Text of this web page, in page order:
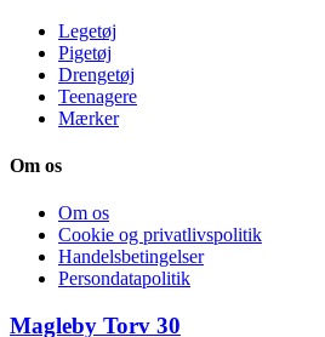
Legetøj
Pigetøj
Drengetøj
Teenagere
Mærker
Om os
Om os
Cookie og privatlivspolitik
Handelsbetingelser
Persondatapolitik
Magleby Torv 30